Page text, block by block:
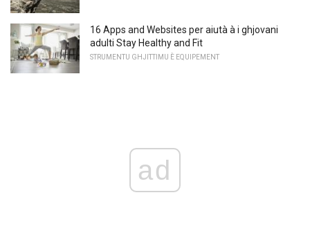
16 Apps and Websites per aiutà à i ghjovani
adulti Stay Healthy and Fit
STRUMENTU GHJITTIMU È EQUIPEMENT
ad